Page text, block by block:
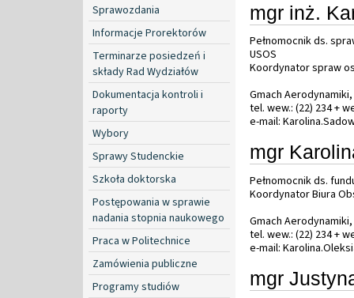
Sprawozdania
Informacje Prorektorów
Terminarze posiedzeń i
składy Rad Wydziałów
Dokumentacja kontroli i
raporty
Wybory
Sprawy Studenckie
Szkoła doktorska
Postępowania w sprawie
nadania stopnia naukowego
Praca w Politechnice
Zamówienia publiczne
Programy studiów
mgr inż.
Pełnomocnik ds.
USOS
Koordynator spraw
Gmach
tel. wew.: (22) 234 +
e-mail:
mgr
Pełnomocnik ds.
Koordynator Biura
Gmach
tel. wew.: (22) 234 +
e-mail:
mgr